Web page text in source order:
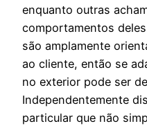
enquanto outras
comportamentos
são amplamente
ao cliente, então se
no exterior pode ser
Independentemente
particular que não